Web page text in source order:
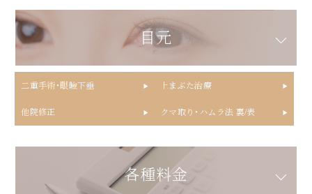
目元
二重手術・眼瞼下垂 上まぶた治療
他院修正 クマ取り・ハムラ法 裏/表
各種料金